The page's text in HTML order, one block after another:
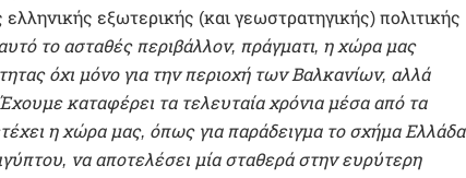
εξωτερικής (και γεωστρατηγικής) πολιτικής
το ασταθές περιβάλλον, πράγματι, η χώρα μας
όχι μόνο για την περιοχή των Βαλκανίων, αλλά
καταφέρει τα τελευταία χρόνια μέσα από τα
η χώρα μας, όπως για παράδειγμα το σχήμα Ελλάδα
να αποτελέσει μία σταθερά στην ευρύτερη